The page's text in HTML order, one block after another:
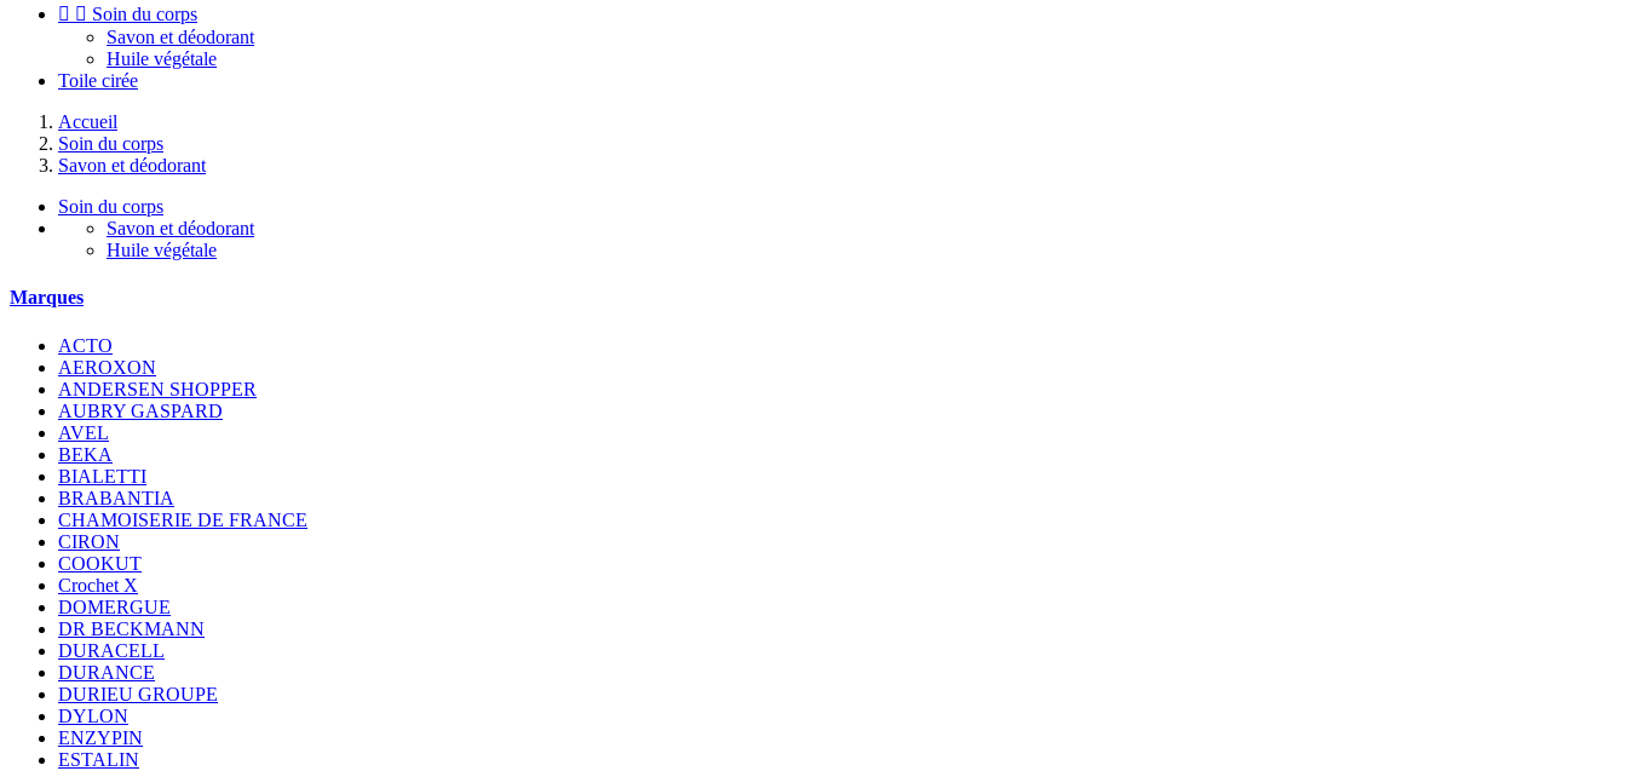
  Soin du corps
Savon et déodorant
Huile végétale
Toile cirée
Accueil
Soin du corps
Savon et déodorant
Soin du corps
Savon et déodorant
Huile végétale
Marques
ACTO
AEROXON
ANDERSEN SHOPPER
AUBRY GASPARD
AVEL
BEKA
BIALETTI
BRABANTIA
CHAMOISERIE DE FRANCE
CIRON
COOKUT
Crochet X
DOMERGUE
DR BECKMANN
DURACELL
DURANCE
DURIEU GROUPE
DYLON
ENZYPIN
ESTALIN